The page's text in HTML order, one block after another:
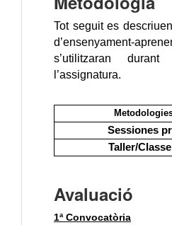
Tot seguit es
d’ensenyament-
s’utilitzaran
l’assignatura.
Sessiones
Taller/
Avaluació
1ª Convocatòria